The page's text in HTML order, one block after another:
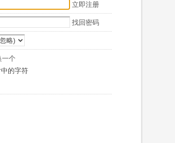
立即注册
找回密码
一个
的字符